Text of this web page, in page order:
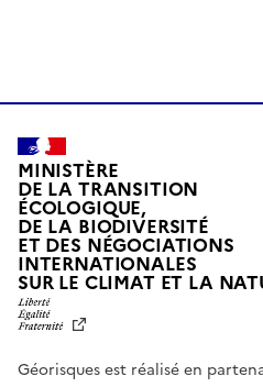
MINISTÈRE
DE LA TRANSITION
ÉCOLOGIQUE,
DE LA BIODIVERSITÉ
ET DES NÉGOCIATIONS
INTERNATIONALES
SUR LE CLIMAT ET LA
Géorisques est réalisé en